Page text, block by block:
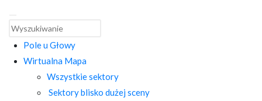
Pole u Głowy
Wirtualna Mapa
Wszystkie sektory
Sektory blisko dużej sceny